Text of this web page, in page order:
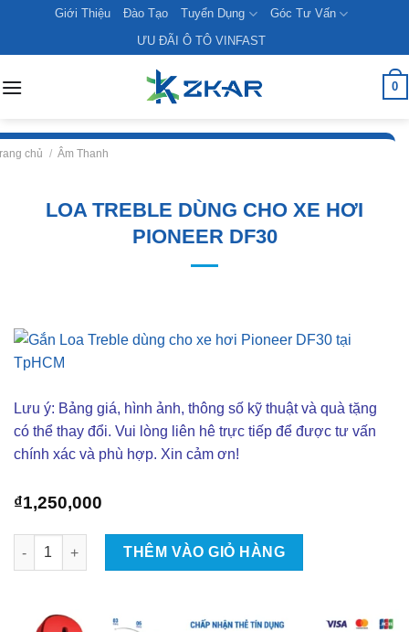
content
Giới Thiệu Đào Tạo Tuyển Dụng
Góc Tư Vấn
ƯU ĐÃI Ô TÔ VINFAST
0
chủ / Âm Thanh
LOA TREBLE DÙNG CHO XE HƠI
PIONEER DF30
Lưu ý: Bảng giá, hình ảnh, thông số kỹ thuật và quà tặng
có thể thay đổi. Vui lòng liên hê trực tiếp để được tư vấn
chính xác và phù hợp. Xin cảm ơn!
₫1,250,000
Loa Treble dùng cho xe hơi Pioneer DF30 số lượng
THÊM VÀO GIỎ HÀNG